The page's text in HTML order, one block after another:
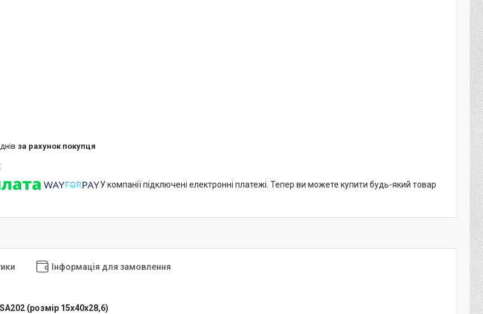
за рахунок покупця
У компанії підключені електронні платежі. Тепер ви можете купити будь-який товар
Інформація для замовлення
(розмір 15x40x28,6)